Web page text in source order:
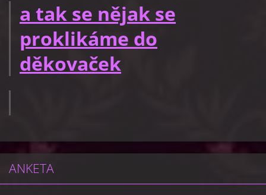
a tak se nějak se
proklikáme do
děkovaček
ANKETA